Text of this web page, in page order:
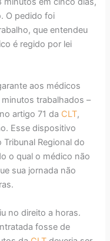
O pedido foi
que entendeu
é regido por lei
aos médicos
trabalhados –
artigo 71 da CLT,
Esse dispositivo
Regional do
o qual o médico não
sua jornada não
no direito a horas.
fosse de